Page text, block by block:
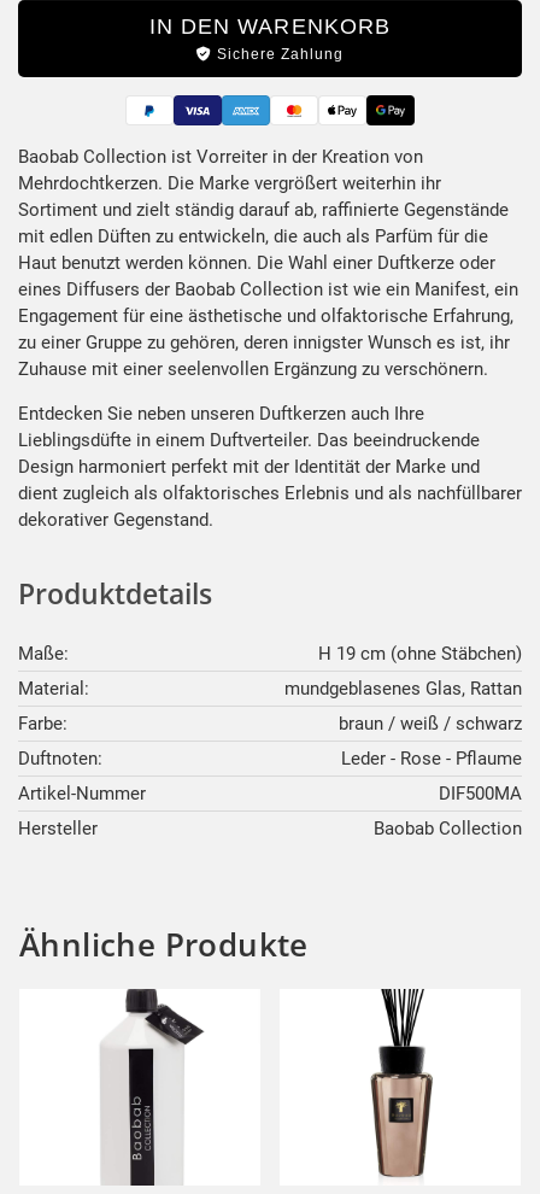
IN DEN WARENKORB
Sichere Zahlung
Produktbeschreibung
Baobab Collection ist Vorreiter in der Kreation von
Mehrdochtkerzen. Die Marke vergrößert weiterhin ihr
Sortiment und zielt ständig darauf ab, raffinierte Gegenstände
mit edlen Düften zu entwickeln, die auch als Parfüm für die
Haut benutzt werden können. Die Wahl einer Duftkerze oder
eines Diffusers der Baobab Collection ist wie ein Manifest, ein
Engagement für eine ästhetische und olfaktorische Erfahrung,
zu einer Gruppe zu gehören, deren innigster Wunsch es ist, ihr
Zuhause mit einer seelenvollen Ergänzung zu verschönern.
Entdecken Sie neben unseren Duftkerzen auch Ihre
Lieblingsdüfte in einem Duftverteiler. Das beeindruckende
Design harmoniert perfekt mit der Identität der Marke und
dient zugleich als olfaktorisches Erlebnis und als nachfüllbarer
dekorativer Gegenstand.
Produktdetails
Maße:
H 19 cm (ohne Stäbchen)
Material:
mundgeblasenes Glas, Rattan
Farbe:
braun / weiß / schwarz
Duftnoten:
Leder - Rose - Pflaume
Artikel-Nummer
DIF500MA
Hersteller
Baobab Collection
Ähnliche Produkte